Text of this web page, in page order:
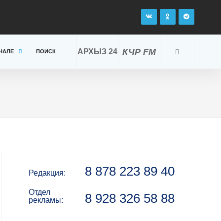
КЧР FM
АРХЫЗ 24
ПОИСК
Редакция: 8 878 223 89 40
Отдел
рекламы:
8 928 326 58 88